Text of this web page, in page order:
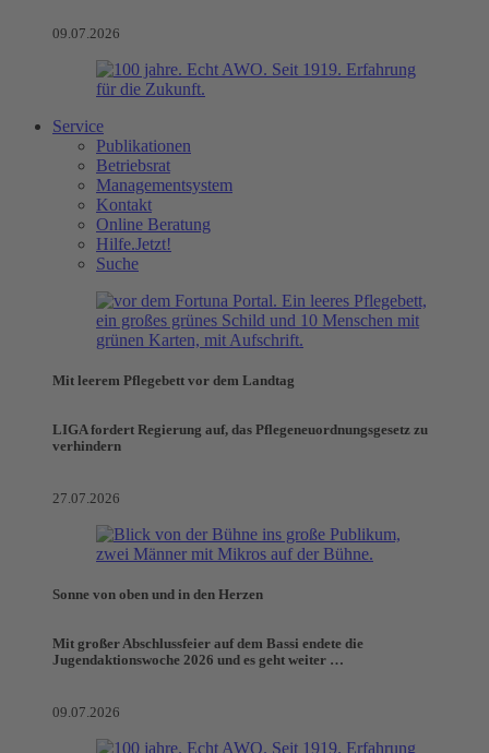
09.07.2026
Service
Publikationen
Betriebsrat
Managementsystem
Kontakt
Online Beratung
Hilfe.Jetzt!
Suche
Mit leerem Pflegebett vor dem Landtag
LIGA fordert Regierung auf, das Pflegeneuordnungsgesetz zu
verhindern
27.07.2026
Sonne von oben und in den Herzen
Mit großer Abschlussfeier auf dem Bassi endete die
Jugendaktionswoche 2026 und es geht weiter …
09.07.2026